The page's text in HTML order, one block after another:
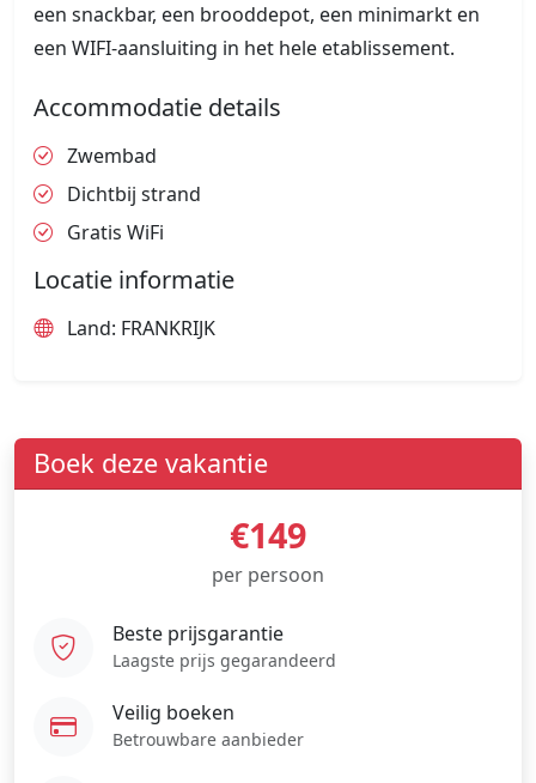
een snackbar, een brooddepot, een minimarkt en
een WIFI-aansluiting in het hele etablissement.
Accommodatie details
Zwembad
Dichtbij strand
Gratis WiFi
Locatie informatie
Land: FRANKRIJK
Boek deze vakantie
€149
per persoon
Beste prijsgarantie
Laagste prijs gegarandeerd
Veilig boeken
Betrouwbare aanbieder